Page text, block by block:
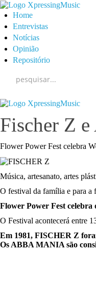
Home
Entrevistas
Notícias
Opinião
Repositório
Fischer Z
Flower Power Fest celebra
Música, artesanato, artes
O festival da família e para a
Flower Power Fest celebra
O Festival acontecerá entre
Em 1981, FISCHER Z
Os ABBA MANIA são